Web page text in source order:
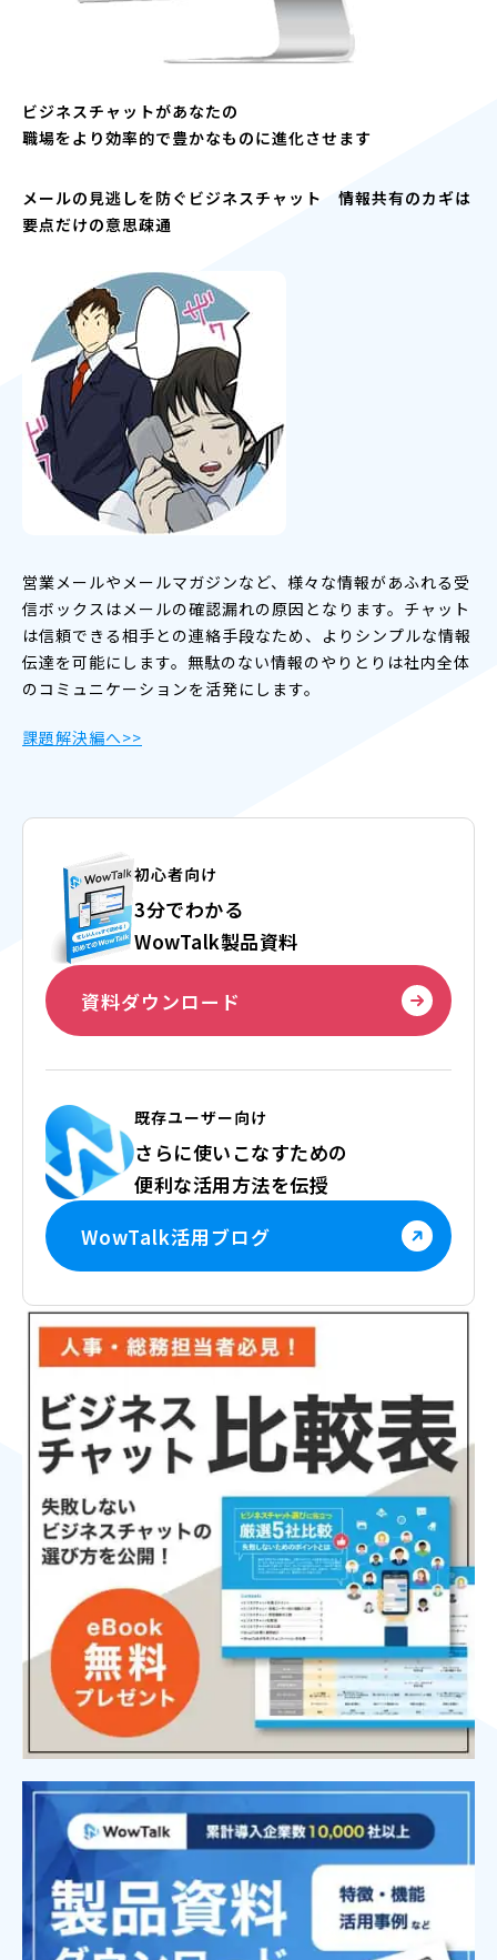
ビジネスチャットがあなたの
職場をより効率的で豊かなものに進化させます
メールの見逃しを防ぐビジネスチャット 情報共有のカギは
要点だけの意思疎通
営業メールやメールマガジンなど、様々な情報があふれる受
信ボックスはメールの確認漏れの原因となります。チャット
は信頼できる相手との連絡手段なため、よりシンプルな情報
伝達を可能にします。無駄のない情報のやりとりは社内全体
のコミュニケーションを活発にします。
課題解決編へ>>
初心者向け
3分でわかる
WowTalk製品資料
資料ダウンロード
既存ユーザー向け
さらに使いこなすための
便利な活用方法を伝授
WowTalk活用ブログ